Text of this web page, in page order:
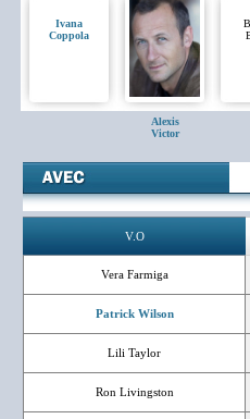
Ivana
Coppola
Alexis
Victor
V.O
Vera Farmiga
Patrick Wilson
Lili Taylor
Ron Livingston